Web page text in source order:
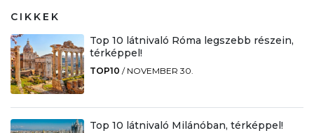
CIKKEK
Top 10 látnivaló Róma legszebb részein,
térképpel!
TOP10 / NOVEMBER 30.
Top 10 látnivaló Milánóban, térképpel!